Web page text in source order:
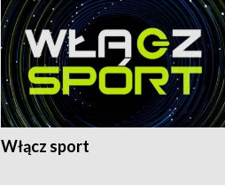
Włącz sport